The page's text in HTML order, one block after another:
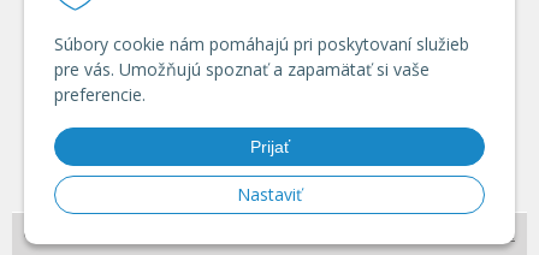
Súbory cookie nám pomáhajú pri poskytovaní služieb
pre vás. Umožňujú spoznať a zapamätať si vaše
preferencie.
Prijať
Nastaviť
Obchodné podmienky
Ochrana osobných údajov
Doprava a platba
Registrácia veľkoobchod
© 2026 HRANY.SK • NextCom s.r.o.